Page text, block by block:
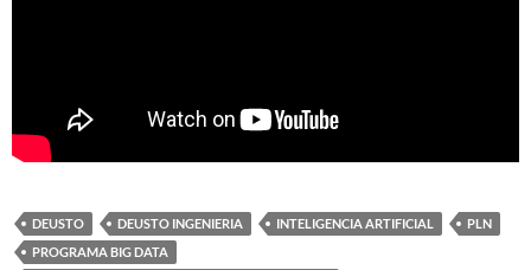
DEUSTO DEUSTO INGENIERIA INTELIGENCIA ARTIFICIAL
PLN
PROGRAMA BIG DATA